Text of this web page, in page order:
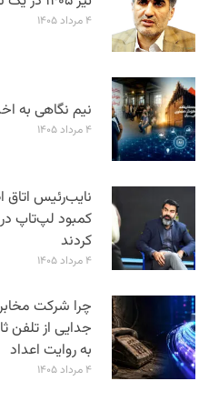
۴ مرداد ۱۴۰۵
نیم نگاهی به
۴ مرداد ۱۴۰۵
نایب‌رئیس
کمبود لپ‌تاپ در
کردند
۴ مرداد ۱۴۰۵
چرا شرکت
جدایی از تلفن
به روایت اعداد
۴ مرداد ۱۴۰۵